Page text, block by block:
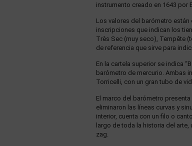
instrumento creado en 1643 por
Los valores del barómetro
inscripciones que indican los
Très Sec (muy seco), Tempête
de referencia que sirve para
En la cartela superior se indica
barómetro de mercurio. Ambas
Torricelli, con un gran tubo de
El marco del barómetro
eliminaron las líneas curvas y
interior, cuenta con un filo o
largo de toda la historia del
zag.